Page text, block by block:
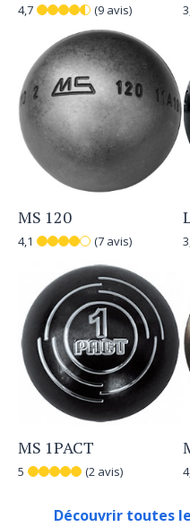
4,7 (9 avis)
MS 120
4,1 (7 avis)
MS 1PACT
5 (2 avis)
Découvrir toutes